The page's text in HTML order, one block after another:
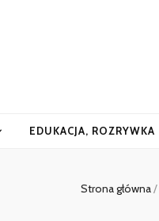
EDUKACJA, ROZRYWKA
Strona główna/